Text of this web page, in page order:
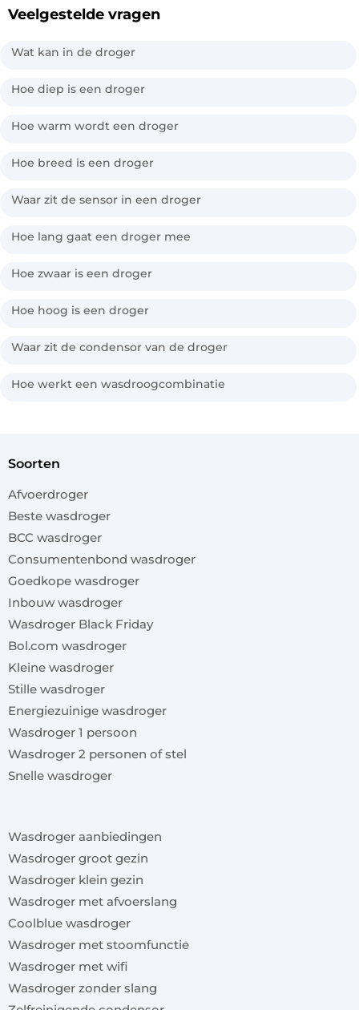
Veelgestelde vragen
Wat kan in de droger
Hoe diep is een droger
Hoe warm wordt een droger
Hoe breed is een droger
Waar zit de sensor in een droger
Hoe lang gaat een droger mee
Hoe zwaar is een droger
Hoe hoog is een droger
Waar zit de condensor van de droger
Hoe werkt een wasdroogcombinatie
soorten
Afvoerdroger
Beste wasdroger
BCC wasdroger
Consumentenbond wasdroger
Goedkope wasdroger
Inbouw wasdroger
Wasdroger Black Friday
Bol.com wasdroger
Kleine wasdroger
Stille wasdroger
Energiezuinige wasdroger
Wasdroger 1 persoon
Wasdroger 2 personen of stel
Snelle wasdroger
Wasdroger aanbiedingen
Wasdroger groot gezin
Wasdroger klein gezin
Wasdroger met afvoerslang
Coolblue wasdroger
Wasdroger met stoomfunctie
Wasdroger met wifi
Wasdroger zonder slang